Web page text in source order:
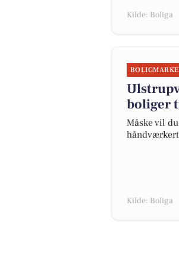
Kilde: Boliga
boliger
Måske vil
Kilde: Boliga